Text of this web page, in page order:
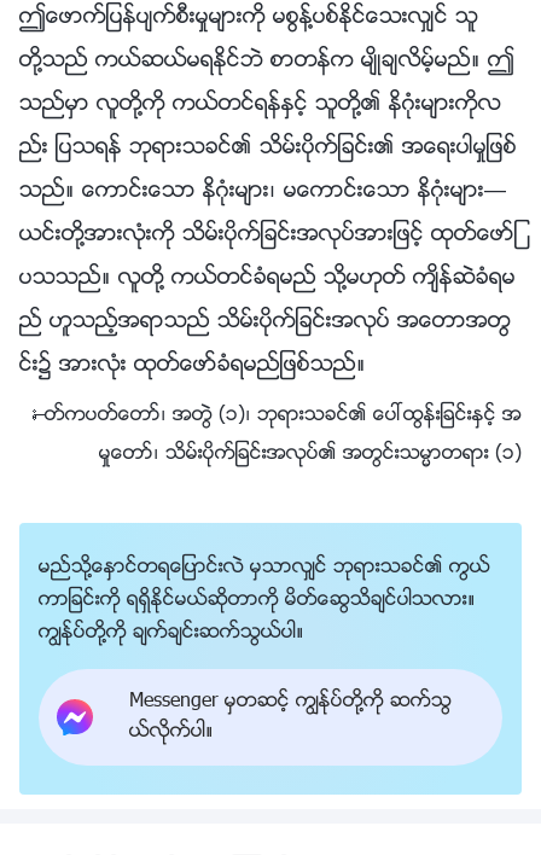
ဤေဖာက္ျပန္ပ်က္စီးမႈမ်ားကို မစြန္႔ပစ္ႏိုင္ေသးလွ်င္ သူ
တို႔သည္ ကယ္ဆယ္မရႏိုင္ဘဲ စာတန္က မ်ိဳခ်လိမ့္မည္။ ဤ
သည္မွာ လူတို႔ကို ကယ္တင္ရန္ႏွင့္ သူတို႔၏ နိဂုံးမ်ားကိုလ
ည္း ျပသရန္ ဘုရားသခင္၏ သိမ္းပိုက္ျခင္း၏ အေရးပါမႈျဖစ္
သည္။ ေကာင္းေသာ နိဂုံးမ်ား၊ မေကာင္းေသာ နိဂုံးမ်ား—
ယင္းတို႔အားလုံးကို သိမ္းပိုက္ျခင္းအလုပ္အားျဖင့္ ထုတ္ေဖာ္ျ
ပသသည္။ လူတို႔ ကယ္တင္ခံရမည္ သို႔မဟုတ္ က်ိန္ဆဲခံရမ
ည္ ဟူသည့္အရာသည္ သိမ္းပိုက္ျခင္းအလုပ္ အေတာအတြ
င္း၌ အားလုံး ထုတ္ေဖာ္ခံရမည္ျဖစ္သည္။
—ႏႈတ္ကပတ္ေတာ္၊ အတြဲ (၁)၊ ဘုရားသခင္၏ ေပၚထြန္းျခင္းႏွင့္ အ
မႈေတာ္၊ သိမ္းပိုက္ျခင္းအလုပ္၏ အတြင္းသမၼာတရား (၁)
မည္သို႔ေႏွာင္တရေျပာင္းလဲ မွသာလွ်င္ ဘုရားသခင္၏ ကြယ္
ကာျခင္းကို ရရွိႏိုင္မယ္ဆိုတာကို မိတ္ေဆြသိခ်င္ပါသလား။
ကြၽန္ုပ္တို႔ကို ခ်က္ခ်င္းဆက္သြယ္ပါ။
Messenger မွတဆင့္ ကြၽန္ုပ္တို႔ကို ဆက္သြ
ယ္လိုက္ပါ။